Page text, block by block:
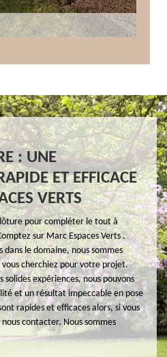
: UNE
ET EFFICACE
VERTS
pour compléter le tout à
sur Marc Espaces Verts .
dans le domaine, nous sommes
cherchiez pour votre projet.
solides expériences, nous pouvons
et un résultat impeccable en pose
rapides et efficaces alors, si vous
contacter. Nous sommes